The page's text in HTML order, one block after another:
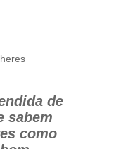
de
sabem
como